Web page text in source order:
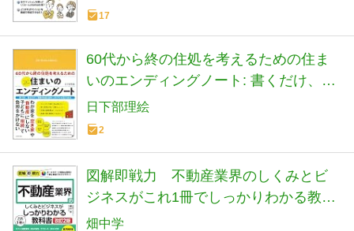
17
60代から終の住処を考えるための住ま
いのエンディングノート: 書くだけ、貼
るだけでわが家の価値を見える化し
て、相続でも困らない
日下部理絵
2
図解即戦力 不動産業界のしくみとビ
ジネスがこれ1冊でしっかりわかる教科
書［改訂2版］
畑中学